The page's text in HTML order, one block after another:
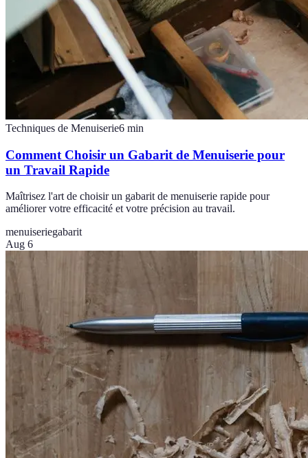
Techniques de Menuiserie6 min
Comment Choisir un Gabarit de Menuiserie pour
un Travail Rapide
Maîtrisez l'art de choisir un gabarit de menuiserie rapide pour
améliorer votre efficacité et votre précision au travail.
menuiseriegabarit
Aug 6